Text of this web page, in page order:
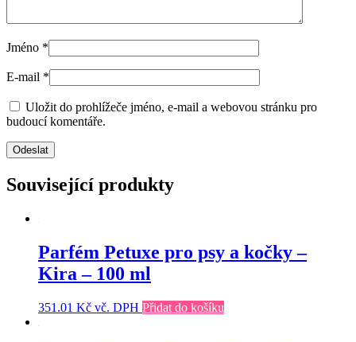
Jméno *
E-mail *
Uložit do prohlížeče jméno, e-mail a webovou stránku pro
budoucí komentáře.
Související produkty
Parfém Petuxe pro psy a kočky –
Kira – 100 ml
351.01 Kč vč. DPH Přidat do košíku